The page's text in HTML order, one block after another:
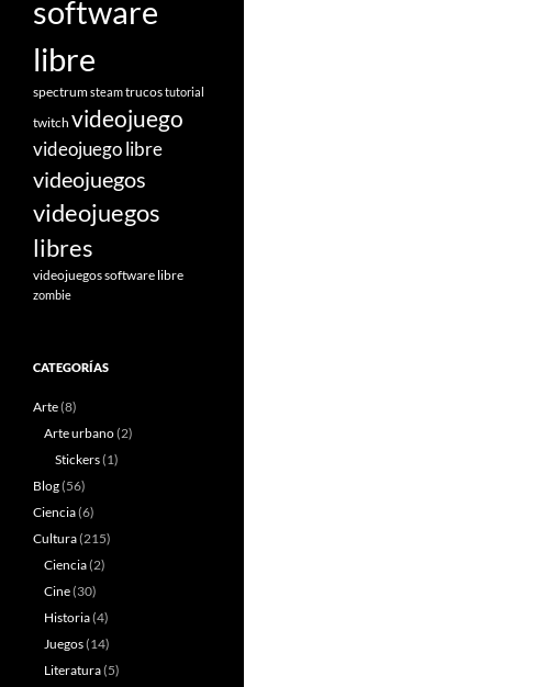
software
libre
spectrumsteamtrucostutorial
twitch videojuego
videojuego libre
videojuegos
videojuegos
libres
videojuegos software libre
zombie
CATEGORÍAS
Arte(8)
Arte urbano(2)
Stickers(1)
Blog(56)
Ciencia(6)
Cultura(215)
Ciencia(2)
Cine(30)
Historia(4)
Juegos(14)
Literatura(5)